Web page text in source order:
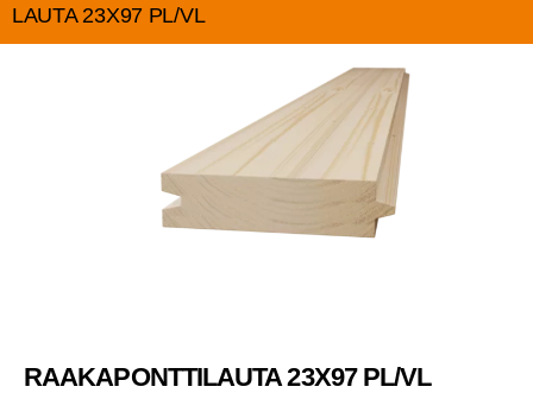
LAU­TA 23X97 PL/VL
RAA­KA­PONT­TI­LAU­TA 23X97 PL/VL